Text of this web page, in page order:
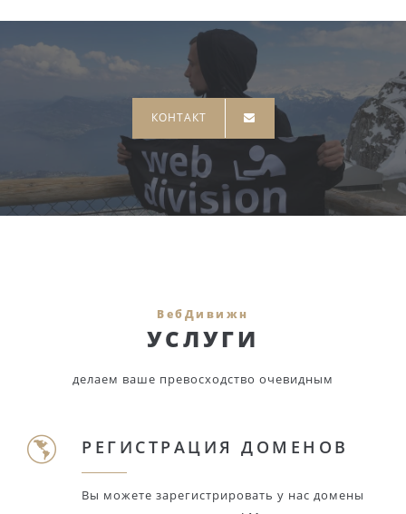
КОНТАКТ
ВебДивижн
УСЛУГИ
делаем ваше превосходство очевидным
РЕГИСТРАЦИЯ ДОМЕНОВ
Вы можете зарегистрировать у нас домены